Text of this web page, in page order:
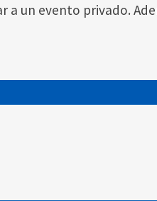
a un evento privado.